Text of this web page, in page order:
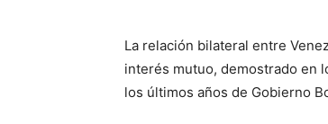
La relación bilateral entre
interés mutuo, demostrado en
los últimos años de Gobierno